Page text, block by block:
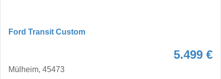
Ford Transit Custom
5.499 €
Mülheim, 45473